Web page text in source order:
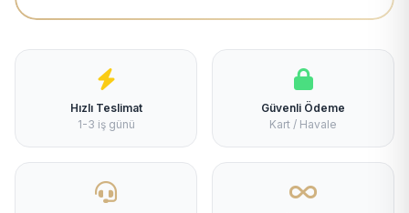
Hızlı Teslimat
1-3 iş günü
Güvenli Ödeme
Kart / Havale